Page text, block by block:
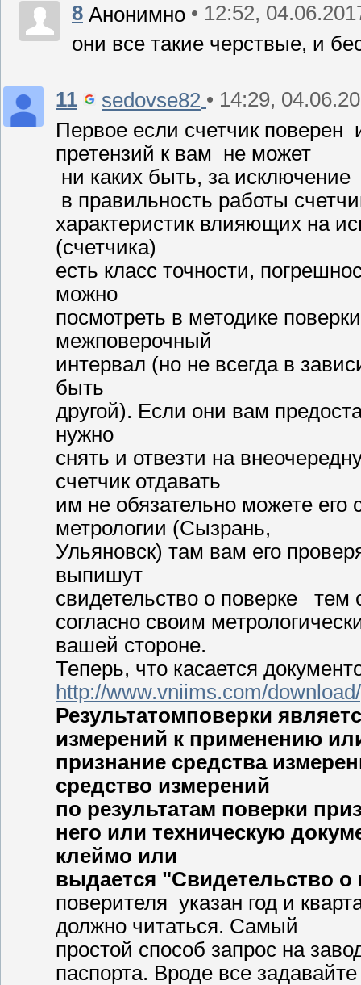
8 Анонимно • 12:52,
они все такие черствые, и
11 sedovse82 • 14:29,
Первое если счетчик поверен
претензий к вам не может
ни каких быть, за
в правильность работы
характеристик влияющих на
(счетчика)
есть класс точности,
можно
посмотреть в методике
межповерочный
интервал (но не всегда в
быть
другой). Если они вам
нужно
снять и отвезти на
счетчик отдавать
им не обязательно можете его
метрологии (Сызрань,
Ульяновск) там вам его
выпишут
свидетельство о поверке тем
согласно своим
вашей стороне.
Теперь, что касается
http://www.vniims.com/
Результатомповерки
измерений к применению
признание средства
средство измерений
по результатам поверки
него или техническую
клеймо или
выдается "Свидетельство о
поверителя указан год и
должно читаться. Самый
простой способ запрос на
паспорта. Вроде все